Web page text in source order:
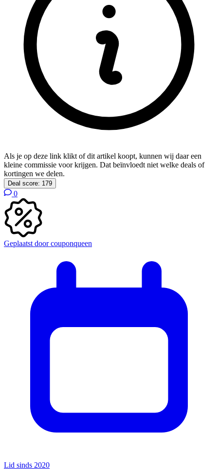
Als je op deze link klikt of dit artikel koopt, kunnen wij daar een
kleine commissie voor krijgen. Dat beïnvloedt niet welke deals of
kortingen we delen.
Deal score: 179
0
Geplaatst doorcouponqueen
Lid sinds 2020